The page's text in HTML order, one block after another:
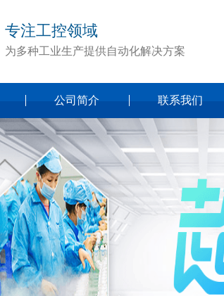
专注工控领域
为多种工业生产提供自动化解决方案
公司简介 联系我们